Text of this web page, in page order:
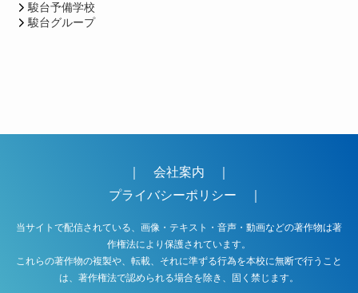
駿台予備学校
駿台グループ
｜ 会社案内
｜
プライバシーポリシー
｜
当サイトで配信されている、画像・テキスト・音声・動画などの著作物は著
作権法により保護されています。
これらの著作物の複製や、転載、それに準ずる行為を本校に無断で行うこと
は、著作権法で認められる場合を除き、固く禁じます。